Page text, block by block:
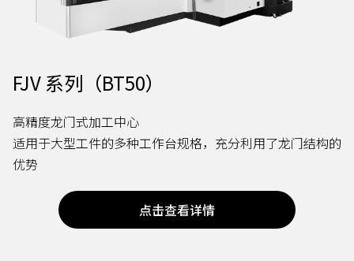
FJV 系列（BT50）
高精度龙门式加工中心
适用于大型工件的多种工作台规格，充分利用了龙门结构的
优势
点击查看详情